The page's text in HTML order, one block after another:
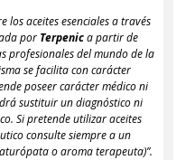
los aceites esenciales a través
por Terpenica partir de
profesionales del mundo de la
se facilita con carácter
poseer carácter médico ni
sustituir un diagnóstico ni
Si pretende utilizar aceites
consulte siempre a un
o aroma terapeuta)”.